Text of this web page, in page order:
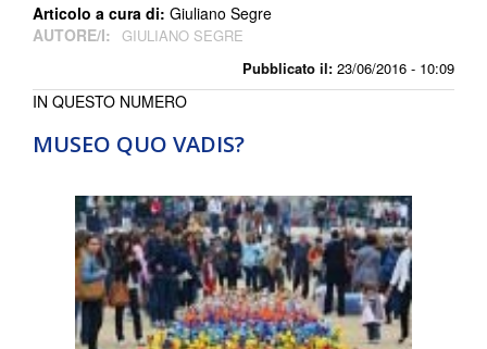
Pubblicato il: 23/06/2016 - 10:09
Articolo a cura di: Giuliano Segre
AUTORE/I: GIULIANO SEGRE
MUSEO QUO VADIS?
IN QUESTO NUMERO